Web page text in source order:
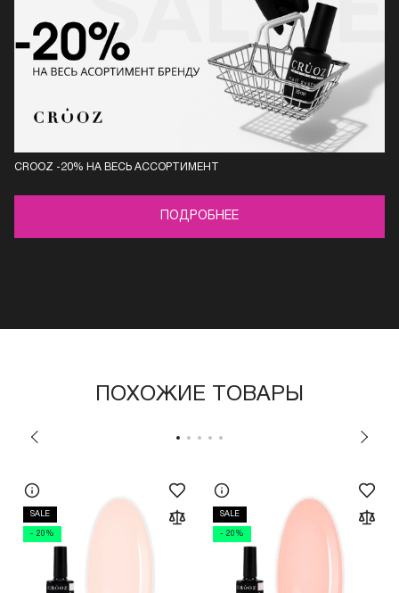
CROOZ -20% НА ВЕСЬ АСCОРТИМЕНТ
ПОДРОБНЕЕ
ПОХОЖИЕ ТОВАРЫ
SALE
- 20%
SALE
- 20%